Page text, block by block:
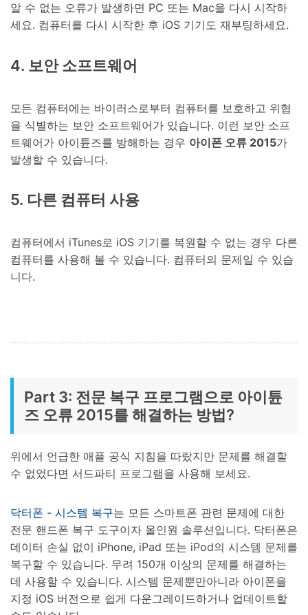
알 수 없는 오류가 발생하면 PC 또는 Mac을 다시 시작하
세요. 컴퓨터를 다시 시작한 후 iOS 기기도 재부팅하세요.
4. 보안 소프트웨어
모든 컴퓨터에는 바이러스로부터 컴퓨터를 보호하고 위협
을 식별하는 보안 소프트웨어가 있습니다. 이런 보안 소프
트웨어가 아이튠즈를 방해하는 경우 아이폰 오류 2015가
발생할 수 있습니다.
5. 다른 컴퓨터 사용
컴퓨터에서 iTunes로 iOS 기기를 복원할 수 없는 경우 다른
컴퓨터를 사용해 볼 수 있습니다. 컴퓨터의 문제일 수 있습
니다.
Part 3: 전문 복구 프로그램으로 아이튠
즈 오류 2015를 해결하는 방법?
위에서 언급한 애플 공식 지침을 따랐지만 문제를 해결할
수 없었다면 서드파티 프로그램을 사용해 보세요.
닥터폰 - 시스템 복구는 모든 스마트폰 관련 문제에 대한
전문 핸드폰 복구 도구이자 올인원 솔루션입니다. 닥터폰은
데이터 손실 없이 iPhone, iPad 또는 iPod의 시스템 문제를
복구할 수 있습니다. 무려 150개 이상의 문제를 해결하는
데 사용할 수 있습니다. 시스템 문제뿐만아니라 아이폰을
지정 iOS 버전으로 쉽게 다운그레이드하거나 업데이트할